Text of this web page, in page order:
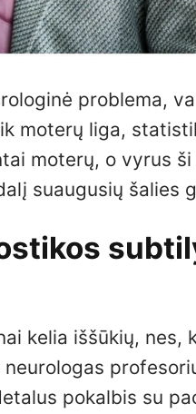
problema,
moterų liga,
moterų, o vyrus
suaugusių šalies
kelia iššūkių,
pokalbis su